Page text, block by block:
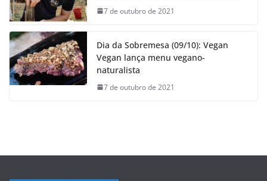
7 de outubro de 2021
Dia da Sobremesa (09/10): Vegan
Vegan lança menu vegano-
naturalista
7 de outubro de 2021